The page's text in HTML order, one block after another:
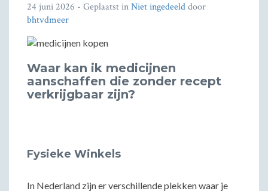
24 juni 2026 - Geplaatst inNiet ingedeelddoor
bhtvdmeer
Waar kan ik medicijnen
aanschaffen die zonder recept
verkrijgbaar zijn?
Fysieke Winkels
In Nederland zijn er verschillende plekken waar je